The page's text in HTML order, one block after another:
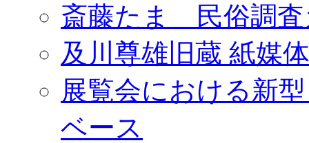
斎藤たま 民俗調査
及川尊雄旧蔵 紙媒
展覧会における新
ベース